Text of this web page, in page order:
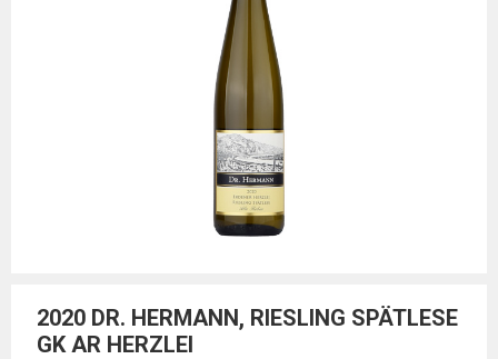
2020 DR. HERMANN, RIESLING SPÄTLESE
GK AR HERZLEI